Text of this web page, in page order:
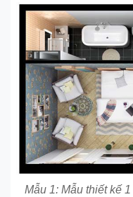
Mẫu 1: Mẫu thiết kế